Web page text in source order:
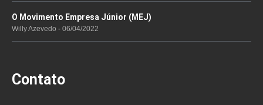
O Movimento Empresa Júnior (MEJ)
Willy Azevedo 06/04/2022
Contato